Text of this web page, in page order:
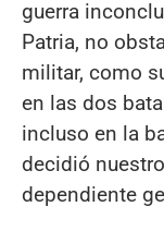
guerra
Patria, no
militar, como
en las dos
incluso en la
decidió
dependiente